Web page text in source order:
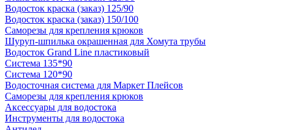
Водосток краска (заказ) 125/90
Водосток краска (заказ) 150/100
Саморезы для крепления крюков
Шуруп-шпилька окрашенная для Хомута трубы
Водосток Grand Line пластиковый
Система 135*90
Система 120*90
Водосточная система для Маркет Плейсов
Саморезы для крепления крюков
Аксессуары для водостока
Инструменты для водостока